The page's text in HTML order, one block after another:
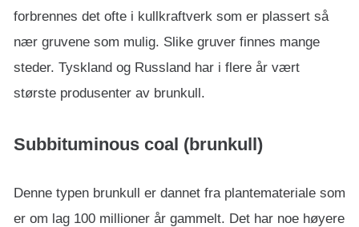
forbrennes det ofte i kullkraftverk som er plassert så
nær gruvene som mulig. Slike gruver finnes mange
steder. Tyskland og Russland har i flere år vært
største produsenter av brunkull.
Subbituminous coal (brunkull)
Denne typen brunkull er dannet fra plantemateriale som
er om lag 100 millioner år gammelt. Det har noe høyere